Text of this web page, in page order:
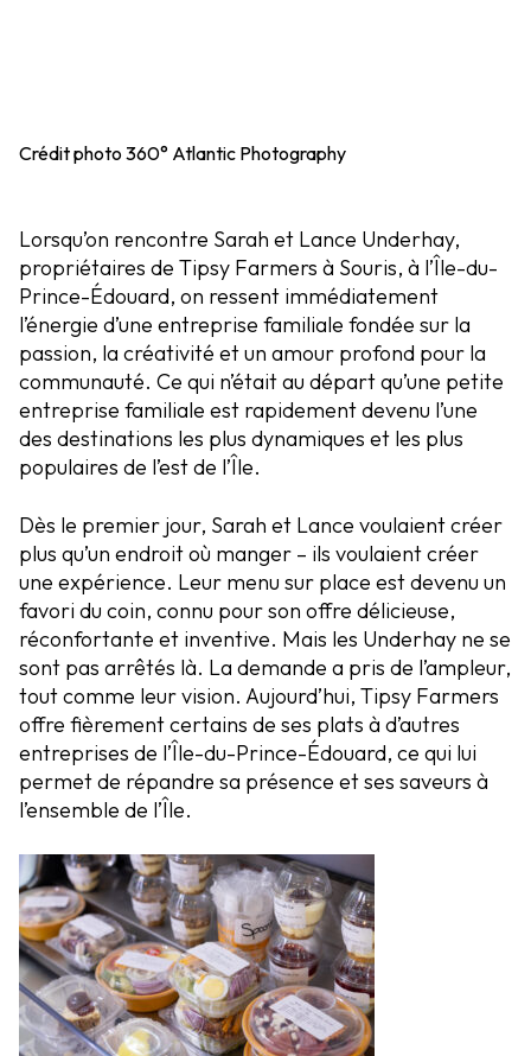
Crédit photo 360° Atlantic Photography
Lorsqu’on rencontre Sarah et Lance Underhay,
propriétaires de Tipsy Farmers à Souris, à l’Île-du-
Prince-Édouard, on ressent immédiatement
l’énergie d’une entreprise familiale fondée sur la
passion, la créativité et un amour profond pour la
communauté. Ce qui n’était au départ qu’une petite
entreprise familiale est rapidement devenu l’une
des destinations les plus dynamiques et les plus
populaires de l’est de l’Île.
Dès le premier jour, Sarah et Lance voulaient créer
plus qu’un endroit où manger – ils voulaient créer
une expérience. Leur menu sur place est devenu un
favori du coin, connu pour son offre délicieuse,
réconfortante et inventive. Mais les Underhay ne se
sont pas arrêtés là. La demande a pris de l’ampleur,
tout comme leur vision. Aujourd’hui, Tipsy Farmers
offre fièrement certains de ses plats à d’autres
entreprises de l’Île-du-Prince-Édouard, ce qui lui
permet de répandre sa présence et ses saveurs à
l’ensemble de l’Île.